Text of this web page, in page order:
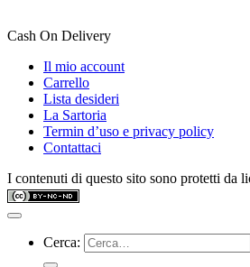
Cash On Delivery
Il mio account
Carrello
Lista desideri
La Sartoria
Termin d’uso e privacy policy
Contattaci
I contenuti di questo sito sono protetti da
Cerca: